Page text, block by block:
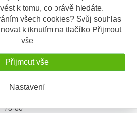
k tomu, co právě hledáte.
všech cookies? Svůj souhlas
kliknutím na tlačítko Přijmout
vše
Přijmout vše
Nastavení
82-85
80-88
80-83
80-83
Model)
(2 Cylinders) 88-
04-10
03-06
78-80